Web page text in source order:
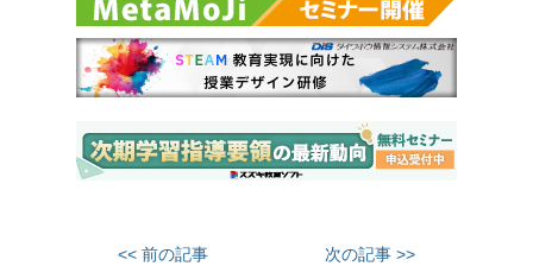
<< 前の記事 次の記事 >>